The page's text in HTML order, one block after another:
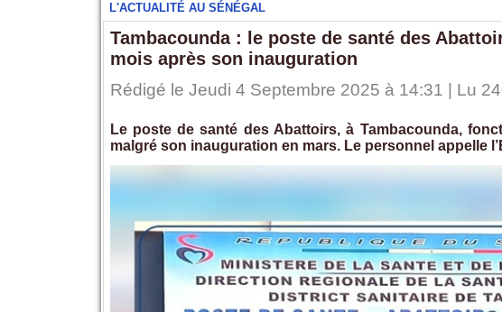
L'ACTUALITÉ AU SÉNÉGAL
Tambacounda : le poste de santé des
mois après son inauguration
Rédigé le Jeudi 4 Septembre 2025 à 14:31 | Lu
Le poste de santé des Abattoirs, à Tambacounda,
malgré son inauguration en mars. Le personnel appelle